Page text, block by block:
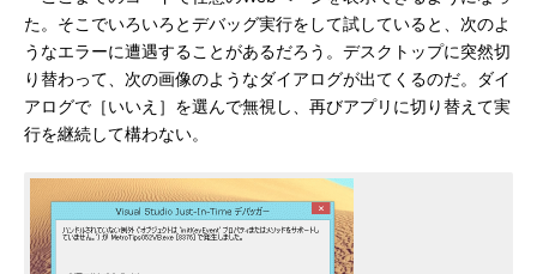
た。そこでいろいろとデバッグ実行をして試していると、次のよ
うなエラーに遭遇することがあるだろう。デスクトップに突然切
り替わって、次の画像のようなダイアログが出てくるのだ。ダイ
アログで［いいえ］を選んで無視し、再びアプリに切り替えて実
行を継続して構わない。